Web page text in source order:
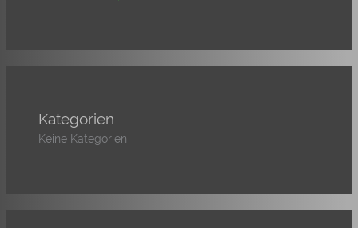
Kategorien
Keine Kategorien